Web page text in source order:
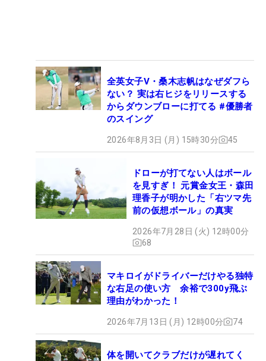
全英女子V・桑木志帆はなぜダフら
ない？ 実は右ヒジをリリースする
からダウンブローに打てる #優勝者
のスイング
2026年8月3日 (月) 15時30分 45
ドローが打てない人はボール
を見すぎ！ 元賞金女王・森田
理香子が明かした「右ツマ先
前の仮想ボール」の真実
2026年7月28日 (火) 12時00分
68
マキロイがドライバーだけやる独特
な右足の使い方 余裕で300y飛ぶ
理由がわかった！
2026年7月13日 (月) 12時00分 74
体を開いてクラブだけが遅れてく